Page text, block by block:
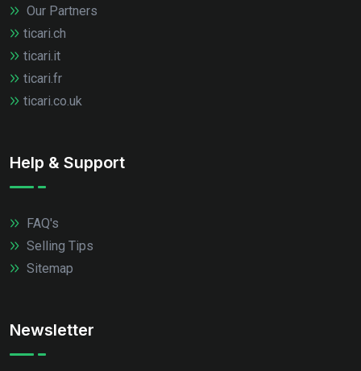
Our Partners
ticari.ch
ticari.it
ticari.fr
ticari.co.uk
Help & Support
FAQ's
Selling Tips
Sitemap
Newsletter